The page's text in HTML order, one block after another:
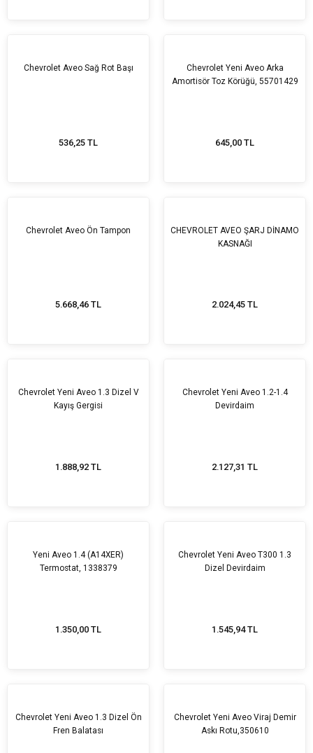
Chevrolet Aveo Sağ Rot Başı
536,25 TL
Chevrolet Yeni Aveo Arka
Amortisör Toz Körüğü, 55701429
645,00 TL
Chevrolet Aveo Ön Tampon
5.668,46 TL
CHEVROLET AVEO ŞARJ DİNAMO
KASNAĞI
2.024,45 TL
Chevrolet Yeni Aveo 1.3 Dizel V
Kayış Gergisi
1.888,92 TL
Chevrolet Yeni Aveo 1.2-1.4
Devirdaim
2.127,31 TL
Yeni Aveo 1.4 (A14XER)
Termostat, 1338379
1.350,00 TL
Chevrolet Yeni Aveo T300 1.3
Dizel Devirdaim
1.545,94 TL
Chevrolet Yeni Aveo 1.3 Dizel Ön
Fren Balatası
Chevrolet Yeni Aveo Viraj Demir
Askı Rotu,350610